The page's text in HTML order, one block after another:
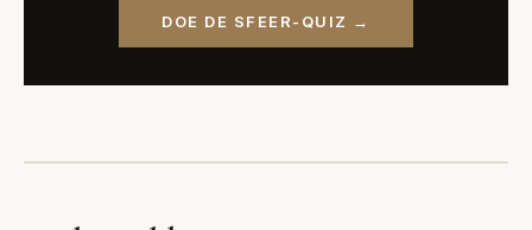
DOE DE SFEER-QUIZ →